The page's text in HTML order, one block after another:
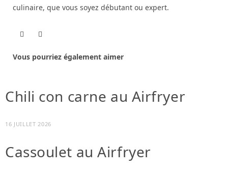
culinaire, que vous soyez débutant ou expert.
b
s
e
t
s
t
m
Vous pourriez également aimer
Chili con carne au Airfryer
16 JUILLET 2026
Cassoulet au Airfryer